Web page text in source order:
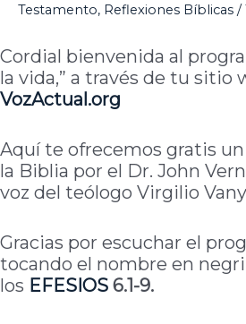
Testamento, Reflexiones Bíblicas /
Cordial bienvenida al
la vida,” a través de tu sitio
VozActual.org
Aquí te ofrecemos gratis
la Biblia por el Dr. John
voz del teólogo Virgilio
Gracias por escuchar el
tocando el nombre en
los EFESIOS 6.1-9.